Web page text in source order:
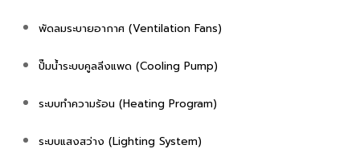
พัดลมระบายอากาศ (Ventilation Fans)
ปั๊มน้ำระบบคูลลิ่งแพด (Cooling Pump)
ระบบทำความร้อน (Heating Program)
ระบบแสงสว่าง (Lighting System)